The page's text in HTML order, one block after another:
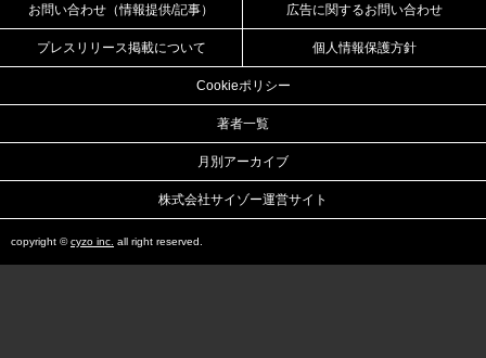
お問い合わせ（情報提供/記事） 広告に関するお問い合わせ
プレスリリース掲載について 個人情報保護方針
Cookieポリシー
著者一覧
月別アーカイブ
株式会社サイゾー運営サイト
copyright ©cyzo inc. all right reserved.